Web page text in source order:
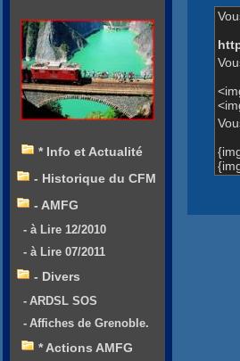
* Info et Actualité
- Historique du CFM
- AMFG
- à Lire 12/2010
- à Lire 07/2011
- Divers
- ARDSL SOS
- Affiches de Grenoble.
* Actions AMFG